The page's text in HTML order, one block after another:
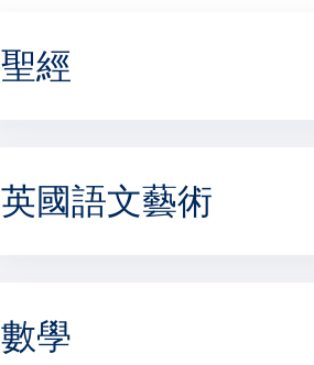
聖經
英國語文藝術
數學